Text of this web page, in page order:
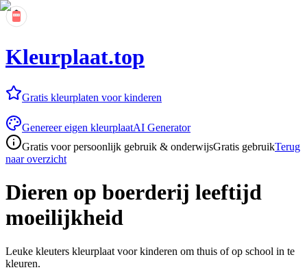
Kleurplaat.top
Gratis kleurplaten voor kinderen
Genereer eigen kleurplaatAI Generator
Gratis voor persoonlijk gebruik & onderwijsGratis gebruikTerug
naar overzicht
Dieren op boerderij leeftijd
moeilijkheid
Leuke kleuters kleurplaat voor kinderen om thuis of op school in te
kleuren.